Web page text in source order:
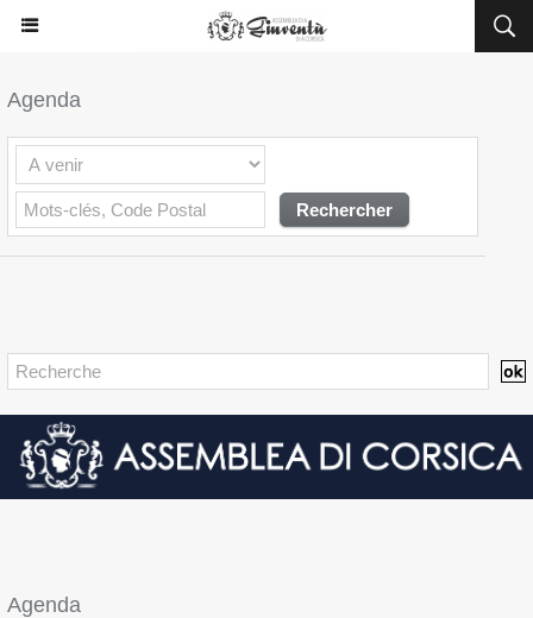
Agenda
Agenda